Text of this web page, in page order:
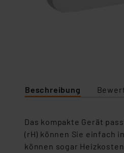
Beschreibung
Das kompakte Gerät
(rH) können Sie einfach
können sogar Heizkosten